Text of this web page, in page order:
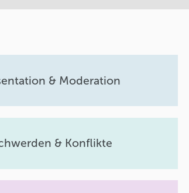
& Moderation
& Konflikte